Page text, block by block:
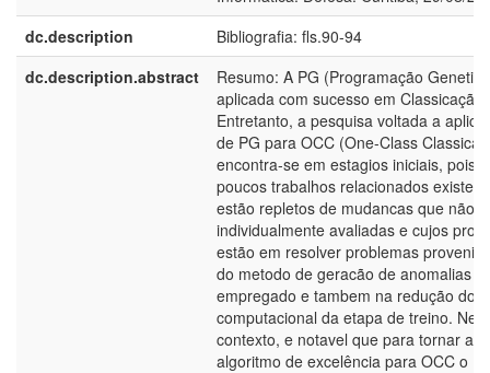
dc.description
Bibliografia: fls.90-94
dc.description.abstract
Resumo: A PG (Programação
aplicada com sucesso em Classicação.
Entretanto, a pesquisa voltada a
de PG para OCC (One-Class
encontra-se em estagios iniciais, pois
poucos trabalhos relacionados
estão repletos de mudancas que não
individualmente avaliadas e cujos
estão em resolver problemas
do metodo de geracão de anomalias
empregado e tambem na redução do
computacional da etapa de treino.
contexto, e notavel que para tornar a
algoritmo de excelência para OCC o